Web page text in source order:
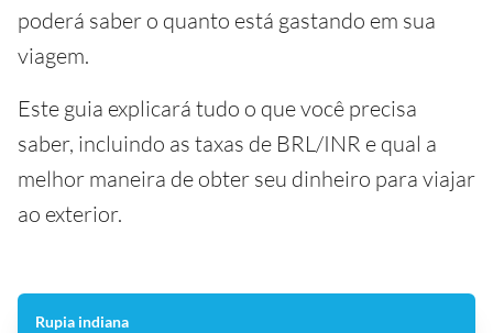
poderá saber o quanto está gastando em sua
viagem.
Este guia explicará tudo o que você precisa
saber, incluindo as taxas de BRL/INR e qual a
melhor maneira de obter seu dinheiro para viajar
ao exterior.
Rupia indiana